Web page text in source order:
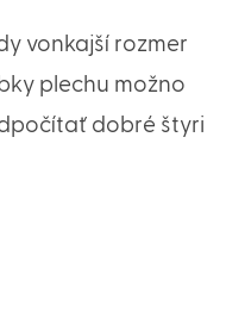
vonkajší rozmer
plechu možno
dobré štyri